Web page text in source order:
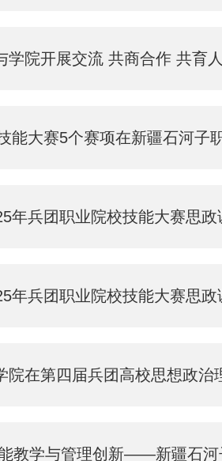
学院开展交流 共商合作 共育
能大赛5个赛项在新疆石河子
年兵团职业院校技能大赛思
年兵团职业院校技能大赛思
在第四届兵团高校思想政治理
理创新——新疆石河子职业技术学院开展